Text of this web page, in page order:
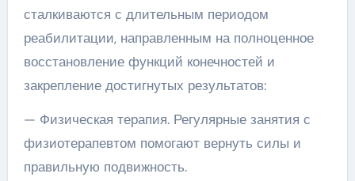
сталкиваются с длительным периодом
реабилитации, направленным на полноценное
восстановление функций конечностей и
закрепление достигнутых результатов:
— Физическая терапия. Регулярные занятия с
физиотерапевтом помогают вернуть силы и
правильную подвижность.